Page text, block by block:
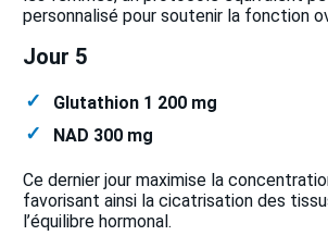
personnalisé pour soutenir la fonction
Jour 5
Glutathion 1 200 mg
NAD 300 mg
Ce dernier jour maximise la
favorisant ainsi la cicatrisation des
l’équilibre hormonal.